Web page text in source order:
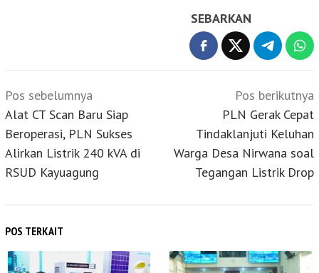
SEBARKAN
Navigasi
pos
Pos sebelumnya
Alat CT Scan Baru Siap
Beroperasi, PLN Sukses
Alirkan Listrik 240 kVA di
RSUD Kayuagung
Pos berikutnya
PLN Gerak Cepat
Tindaklanjuti Keluhan
Warga Desa Nirwana soal
Tegangan Listrik Drop
POS TERKAIT